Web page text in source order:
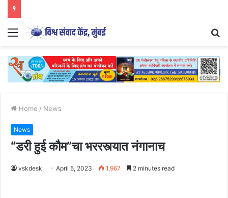
Menu
Home / News
News
“डरी हुई कौम”चा भररस्त्यात नंगानाच
vskdesk April 5, 2023 1,967 2 minutes read